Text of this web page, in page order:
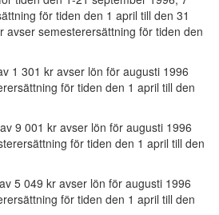
för tiden den 1 april till den 31
avser semesterersättning för tiden den
1 301 kr avser lön för augusti 1996
för tiden den 1 april till den
9 001 kr avser lön för augusti 1996
för tiden den 1 april till den
5 049 kr avser lön för augusti 1996
för tiden den 1 april till den